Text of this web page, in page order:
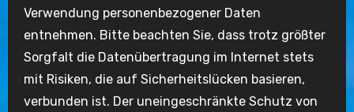
Verwendung personenbezogener Daten
entnehmen. Bitte beachten Sie, dass trotz größter
Sorgfalt die Datenübertragung im Internet stets
mit Risiken, die auf Sicherheitslücken basieren,
verbunden ist. Der uneingeschränkte Schutz von